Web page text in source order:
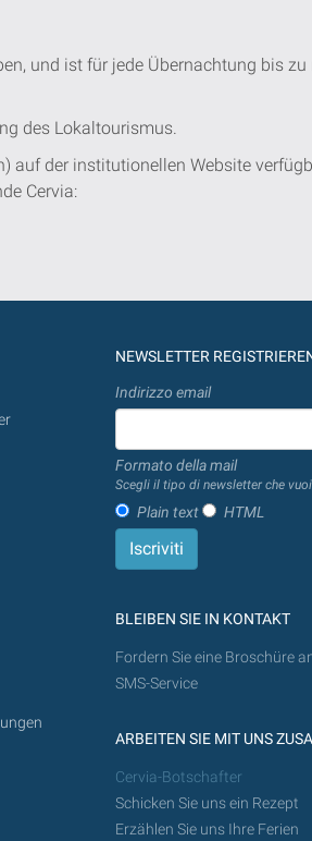
und ist für jede Übernachtung bis
des Lokaltourismus.
auf der institutionellen Website
Cervia:
NEWSLETTER
Indirizzo email
Formato della mail
Scegli il tipo di newsletter che vuoi
Plain text HTML
BLEIBEN SIE IN KONTAKT
Fordern Sie eine Broschüre
SMS-Service
ARBEITEN SIE MIT UNS
Cervia-Botschafter
Schicken Sie uns ein Rezept
Erzählen Sie uns Ihre Ferien